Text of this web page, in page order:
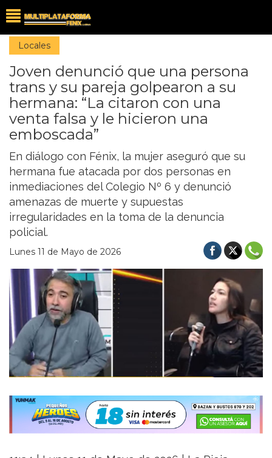
Locales
Joven denunció que una persona
trans y su pareja golpearon a su
hermana: “La citaron con una
venta falsa y le hicieron una
emboscada”
En diálogo con Fénix, la mujer aseguró que su
hermana fue atacada por dos personas en
inmediaciones del Colegio Nº 6 y denunció
amenazas de muerte y supuestas
irregularidades en la toma de la denuncia
policial.
Lunes 11 de Mayo de 2026